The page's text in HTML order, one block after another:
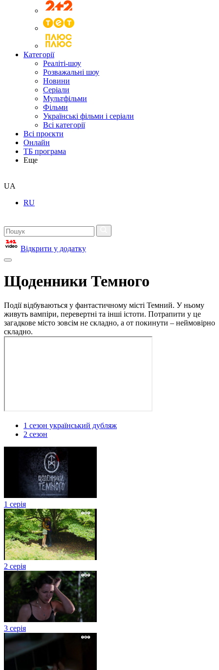
Категорії
Реаліті-шоу
Розважальні шоу
Новини
Серіали
Мультфільми
Фільми
Українські фільми і серіали
Всі категорії
Всі проєкти
Онлайн
ТБ програма
Еще
UA
RU
Відкрити у додатку
Щоденники Темного
Події відбуваються у фантастичному місті Темний. У ньому
живуть вампіри, перевертні та інші істоти. Потрапити у це
загадкове місто зовсім не складно, а от покинути – неймовірно
складно.
1 сезон український дубляж
2 сезон
1 серія
2 серія
3 серія